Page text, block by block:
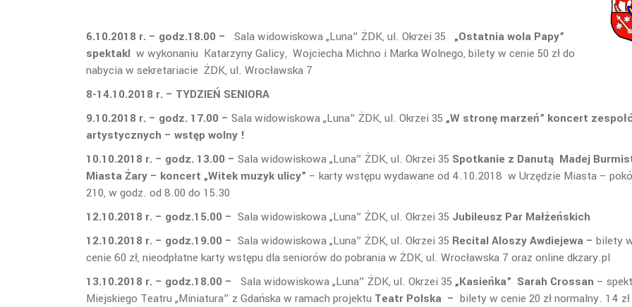
6.10.2018 r. – godz.18.00 – Sala widowiskowa „Luna” ŻDK, ul. Okrzei 35 „Ostatnia wola Papy”
spektakl w wykonaniu Katarzyny Galicy, Wojciecha Michno i Marka Wolnego, bilety w cenie 50 zł do
nabycia w sekretariacie ŻDK, ul. Wrocławska 7
8-14.10.2018 r. – TYDZIEŃ SENIORA
9.10.2018 r. – godz. 17.00 – Sala widowiskowa „Luna” ŻDK, ul. Okrzei 35 „W stronę marzeń” koncert
artystycznych – wstęp wolny !
10.10.2018 r. – godz. 13.00 – Sala widowiskowa „Luna” ŻDK, ul. Okrzei 35 Spotkanie z Danutą Madej
Miasta Żary – koncert „Witek muzyk ulicy” – karty wstępu wydawane od 4.10.2018 w Urzędzie Miasta –
210, w godz. od 8.00 do 15.30
12.10.2018 r. – godz.15.00 – Sala widowiskowa „Luna” ŻDK, ul. Okrzei 35 Jubileusz Par Małżeńskich
12.10.2018 r. – godz.19.00 – Sala widowiskowa „Luna” ŻDK, ul. Okrzei 35 Recital Aloszy Awdiejewa – bilety
cenie 60 zł, nieodpłatne karty wstępu dla seniorów do pobrania w ŻDK, ul. Wrocławska 7 oraz online dkzary.pl
13.10.2018 r. – godz.18.00 – Sala widowiskowa „Luna” ŻDK, ul. Okrzei 35 „Kasieńka” Sarah Crossan –
Miejskiego Teatru „Miniatura” z Gdańska w ramach projektu Teatr Polska – bilety w cenie 20 zł normalny. 14 zł